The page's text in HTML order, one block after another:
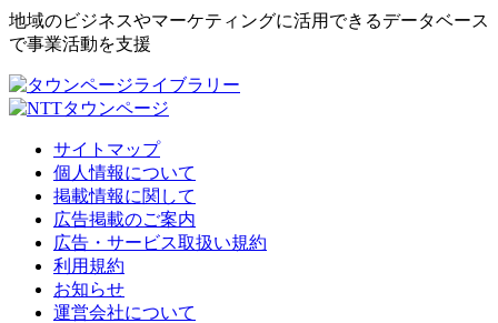
地域のビジネスやマーケティングに活用できるデータベース
で事業活動を支援
サイトマップ
個人情報について
掲載情報に関して
広告掲載のご案内
広告・サービス取扱い規約
利用規約
お知らせ
運営会社について